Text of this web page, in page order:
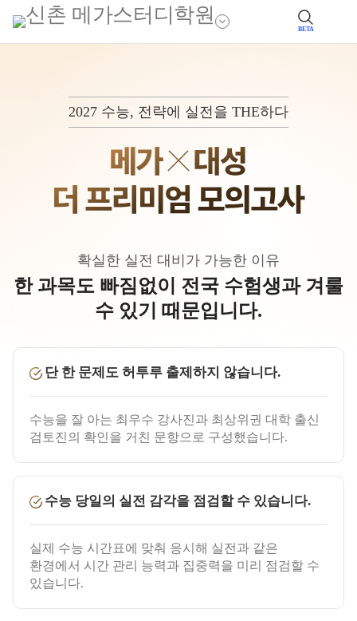
BETA
2027 수능, 전략에 실전을 THE하다
확실한 실전 대비가 가능한 이유
한 과목도 빠짐없이 전국 수험생과 겨룰
수 있기 때문입니다.
단 한 문제도 허투루 출제하지 않습니다.
수능을 잘 아는 최우수 강사진과 최상위권 대학 출신
검토진의 확인을 거친 문항으로 구성했습니다.
수능 당일의 실전 감각을 점검할 수 있습니다.
실제 수능 시간표에 맞춰 응시해 실전과 같은
환경에서 시간 관리 능력과 집중력을 미리 점검할 수
있습니다.